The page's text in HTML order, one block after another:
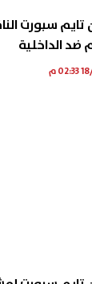
تايم سبورت
ضد الداخلية